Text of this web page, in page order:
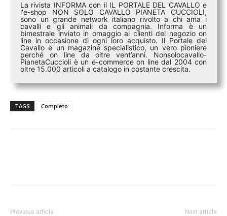
La rivista INFORMA con il IL PORTALE DEL CAVALLO e
l'e-shop NON SOLO CAVALLO PIANETA CUCCIOLI,
sono un grande network italiano rivolto a chi ama i
cavalli e gli animali da compagnia. Informa è un
bimestrale inviato in omaggio ai clienti del negozio on
line in occasione di ogni loro acquisto. Il Portale del
Cavallo è un magazine specialistico, un vero pioniere
perché on line da oltre vent’anni. Nonsolocavallo-
PianetaCuccioli è un e-commerce on line dal 2004 con
oltre 15.000 articoli a catalogo in costante crescita.
TAGS Completo
Previous article Next article